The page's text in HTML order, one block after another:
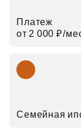
Платеж
от 2 000 ₽⁠/⁠
Семейная